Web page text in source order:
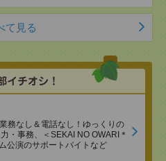
て見る
務なし＆電話なし！ゆっくりの
・事務、＜SEKAI NO OWARI＊
公演のサポートバイトなど